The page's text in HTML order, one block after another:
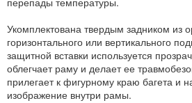
Укомплектована твердым задником из
горизонтального или вертикального
защитной вставки используется
облегчает раму и делает ее
прилегает к фигурному краю багета и
изображение внутри рамы.